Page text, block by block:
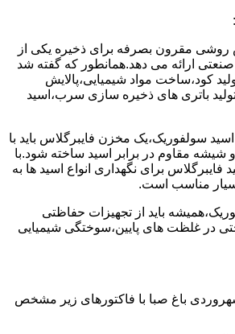
روشی مقرون بصرفه برای ذخیره یکی از
صنعتی ارائه می دهد.همانطور که گفته شد
کود،ساخت مواد شیمیایی،پالایش
باتری های ذخیره سازی سرب،اسید
سولفوریک،یک مخزن فایبرگلاس باید با
و شیشه مقاوم در برابر اسید ساخته شود.با
برای نگهداری انواع اسید ها به
مناسب است.
باید از تجهیزات حفاظتی
در غلظت های پایین،سوختگی شیمیایی
باغ صبا با فاکتورهای زیر مشخص